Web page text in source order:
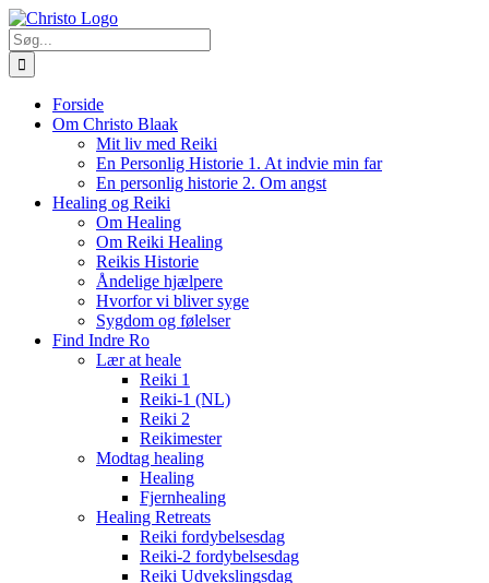
Skip
to
content
Søg
efter:
Forside
Om Christo Blaak
Mit liv med Reiki
En Personlig Historie 1. At indvie min far
En personlig historie 2. Om angst
Healing og Reiki
Om Healing
Om Reiki Healing
Reikis Historie
Åndelige hjælpere
Hvorfor vi bliver syge
Sygdom og følelser
Find Indre Ro
Lær at heale
Reiki 1
Reiki-1 (NL)
Reiki 2
Reikimester
Modtag healing
Healing
Fjernhealing
Healing Retreats
Reiki fordybelsesdag
Reiki-2 fordybelsesdag
Reiki Udvekslingsdag